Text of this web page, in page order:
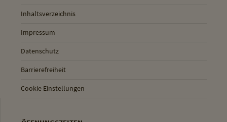
Inhaltsverzeichnis
Impressum
Datenschutz
Barrierefreiheit
Cookie Einstellungen